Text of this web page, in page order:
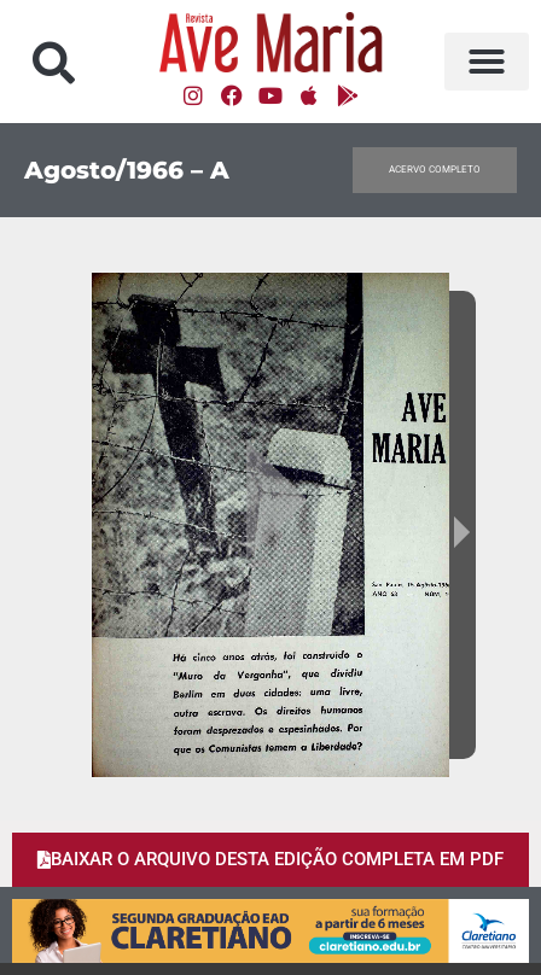
Agosto/1966 – A ACERVO COMPLETO
BAIXAR O ARQUIVO DESTA EDIÇÃO COMPLETA EM PDF